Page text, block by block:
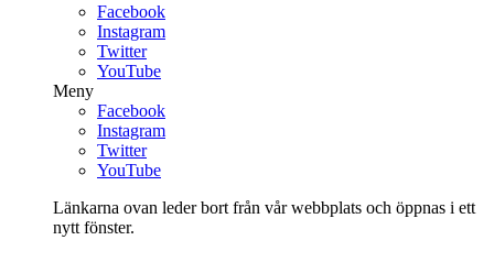
Facebook
Instagram
Twitter
YouTube
Meny
Facebook
Instagram
Twitter
YouTube
Länkarna ovan leder bort från vår webbplats och öppnas i ett
nytt fönster.